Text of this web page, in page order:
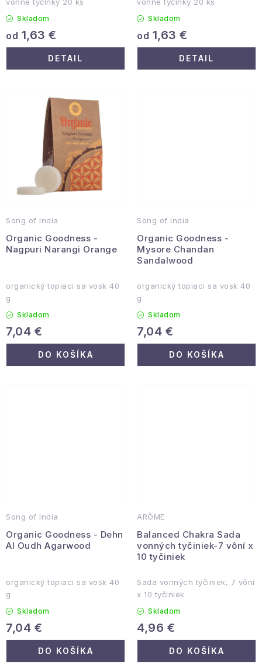
Podmienky ochrany osobných údajov
Reklamácia a vrátenie
Obchodné podmienky
Info o nákupe
Kontakty
Skladom
od 1,63 €
DETAIL
Skladom
od 1,63 €
DETAIL
Song of India
Organic Goodness -
Nagpuri Narangi Orange
organický topiaci sa vosk 40
g
Skladom
7,04 €
DO KOŠÍKA
Song of India
Organic Goodness -
Mysore Chandan
Sandalwood
organický topiaci sa vosk 40
g
Skladom
7,04 €
DO KOŠÍKA
Song of India
Organic Goodness - Dehn
Al Oudh Agarwood
organický topiaci sa vosk 40
g
Skladom
7,04 €
DO KOŠÍKA
ARÔME
Balanced Chakra Sada
vonných tyčiniek-7 vôní x
10 tyčiniek
Sada vonných tyčiniek, 7 vôní
x 10 tyčiniek
Skladom
4,96 €
DO KOŠÍKA